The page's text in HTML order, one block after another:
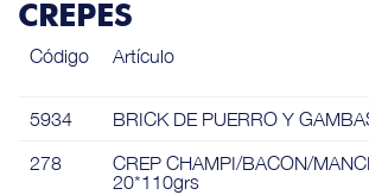
CREPES
Código Artículo
5934 BRICK DE PUERRO Y
278
CREP CHAMPI/BACON/
20*110grs